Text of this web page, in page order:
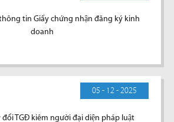
thông tin Giấy chứng nhận đăng ký kinh
doanh
05 - 12 - 2025
đổi TGĐ kiêm người đại diện pháp luật